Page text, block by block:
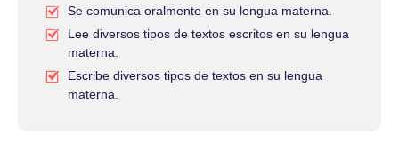
Se comunica oralmente en su lengua materna.
Lee diversos tipos de textos escritos en su lengua
materna.
Escribe diversos tipos de textos en su lengua
materna.